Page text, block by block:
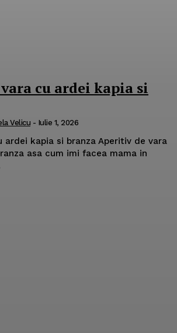
cu ardei kapia si
Velicu - Iulie 1, 2026
ardei kapia si branza Aperitiv de vara
asa cum imi facea mama in